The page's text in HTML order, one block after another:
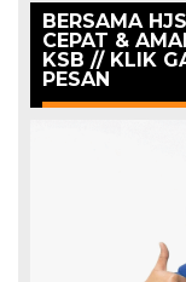
BERSAMA
CEPAT &
KSB // KLIK
PESAN